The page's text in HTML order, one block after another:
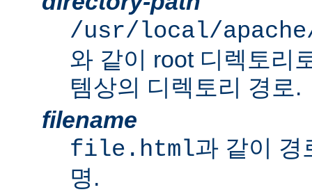
/usr/local/
와 같이 root 디렉토리
템상의 디렉토리 경로.
filename
file.html과 같이 경
명.